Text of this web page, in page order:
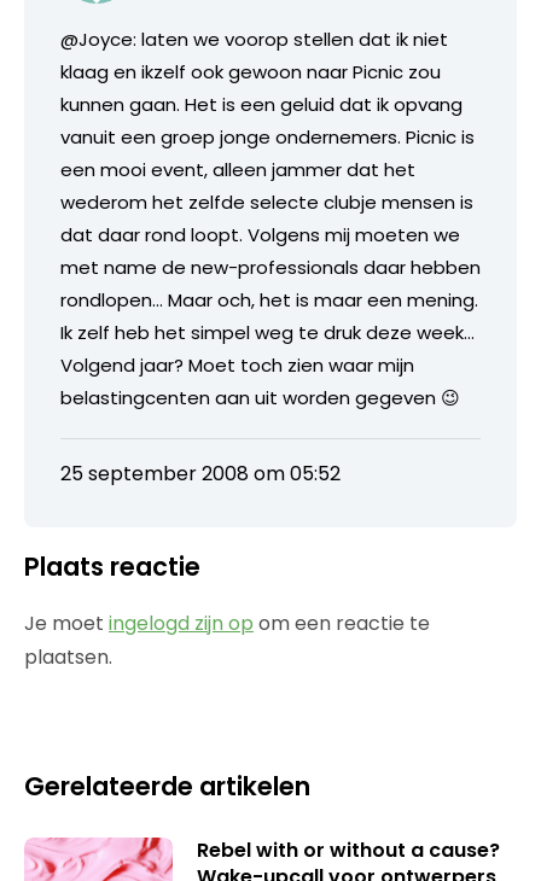
@Joyce: laten we voorop stellen dat ik niet
klaag en ikzelf ook gewoon naar Picnic zou
kunnen gaan. Het is een geluid dat ik opvang
vanuit een groep jonge ondernemers. Picnic is
een mooi event, alleen jammer dat het
wederom het zelfde selecte clubje mensen is
dat daar rond loopt. Volgens mij moeten we
met name de new-professionals daar hebben
rondlopen… Maar och, het is maar een mening.
Ik zelf heb het simpel weg te druk deze week…
Volgend jaar? Moet toch zien waar mijn
belastingcenten aan uit worden gegeven 😉
25 september 2008 om 05:52
Plaats reactie
Je moet ingelogd zijn op om een reactie te
plaatsen.
Gerelateerde artikelen
Rebel with or without a cause?